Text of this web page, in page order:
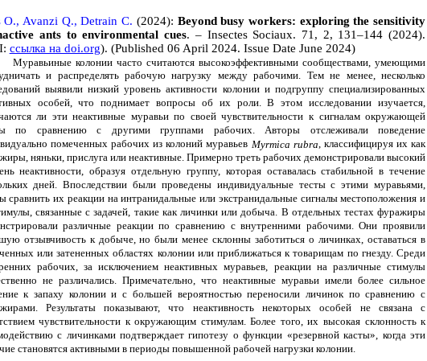
O., Avanzi Q., Detrain C. (2024): Beyond busy workers: exploring the sensitivity
ants to environmental cues. – Insectes Sociaux. 71, 2, 131–144 (2024).
ссылка на doi.org). (Published 06 April 2024. Issue Date June 2024)
колонии часто считаются высокоэффективными сообществами, умеющими
и распределять рабочую нагрузку между рабочими. Тем не менее, несколько
выявили низкий уровень активности колонии и подгруппу специализированных
особей, что поднимает вопросы об их роли. В этом исследовании изучается,
ли эти неактивные муравьи по своей чувствительности к сигналам окружающей
по сравнению с другими группами рабочих. Авторы отслеживали поведение
помеченных рабочих из колоний муравьев Myrmica rubra, классифицируя их как
няньки, прислуга или неактивные. Примерно треть рабочих демонстрировали высокий
неактивности, образуя отдельную группу, которая оставалась стабильной в течение
дней. Впоследствии были проведены индивидуальные тесты с этими муравьями,
сравнить их реакции на интранидальные или экстранидальные сигналы местоположения и
связанные с задачей, такие как личинки или добыча. В отдельных тестах фуражиры
различные реакции по сравнению с внутренними рабочими. Они проявили
отзывчивость к добыче, но были менее склонны заботиться о личинках, оставаться в
или затененных областях колонии или приближаться к товарищам по гнезду. Среди
рабочих, за исключением неактивных муравьев, реакции на различные стимулы
не различались. Примечательно, что неактивные муравьи имели более сильное
к запаху колонии и с большей вероятностью переносили личинок по сравнению с
Результаты показывают, что неактивность некоторых особей не связана с
чувствительности к окружающим стимулам. Более того, их высокая склонность к
с личинками подтверждает гипотезу о функции «резервной касты», когда эти
становятся активными в периоды повышенной рабочей нагрузки колонии.